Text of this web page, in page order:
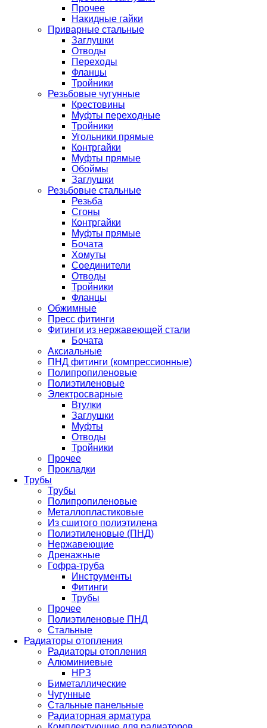
Прочее
Накидные гайки
Приварные стальные
Заглушки
Отводы
Переходы
Фланцы
Тройники
Резьбовые чугунные
Крестовины
Муфты переходные
Тройники
Угольники прямые
Контргайки
Муфты прямые
Обоймы
Заглушки
Резьбовые стальные
Резьба
Сгоны
Контргайки
Муфты прямые
Бочата
Хомуты
Соединители
Отводы
Тройники
Фланцы
Обжимные
Пресс фитинги
Фитинги из нержавеющей стали
Бочата
Аксиальные
ПНД фитинги (компрессионные)
Полипропиленовые
Полиэтиленовые
Электросварные
Втулки
Заглушки
Муфты
Отводы
Тройники
Прочее
Прокладки
Трубы
Трубы
Полипропиленовые
Металлопластиковые
Из сшитого полиэтилена
Полиэтиленовые (ПНД)
Нержавеющие
Дренажные
Гофра-труба
Инструменты
Фитинги
Трубы
Прочее
Полиэтиленовые ПНД
Стальные
Радиаторы отопления
Радиаторы отопления
Алюминиевые
НРЗ
Биметаллические
Чугунные
Стальные панельные
Радиаторная арматура